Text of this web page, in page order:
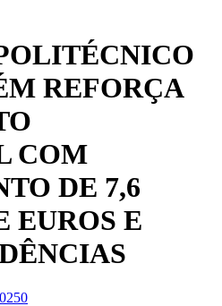
REFORÇA
COM
DE 7,6
EUROS E
0